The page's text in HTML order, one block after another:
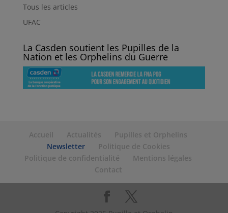
Tous les articles
UFAC
La Casden soutient les Pupilles de la
Nation et les Orphelins du Guerre
Accueil Actualités
Pupilles et Orphelins
Newsletter
Politique de Cookies
Politique de confidentialité
Mentions légales
Contact